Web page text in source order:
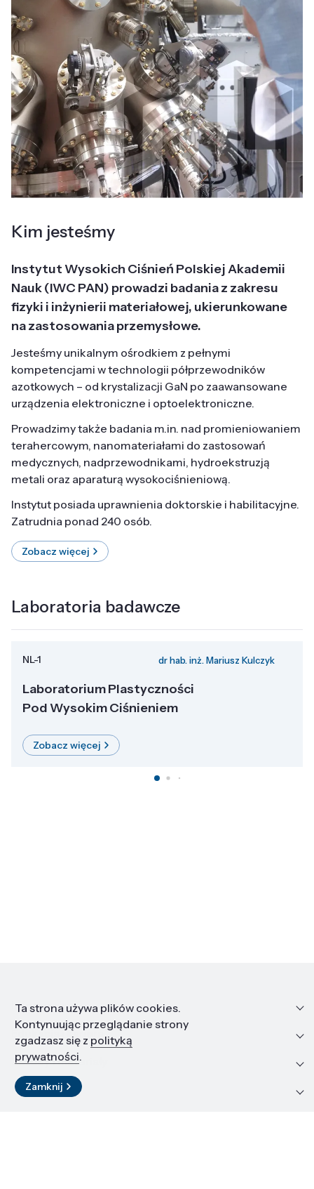
Kim jesteśmy
Instytut Wysokich Ciśnień Polskiej Akademii
Nauk (IWC PAN) prowadzi badania z zakresu
fizyki i inżynierii materiałowej, ukierunkowane
na zastosowania przemysłowe.
Jesteśmy unikalnym ośrodkiem z pełnymi
kompetencjami w technologii półprzewodników
azotkowych – od krystalizacji GaN po zaawansowane
urządzenia elektroniczne i optoelektroniczne.
Prowadzimy także badania m.in. nad promieniowaniem
terahercowym, nanomateriałami do zastosowań
medycznych, nadprzewodnikami, hydroekstruzją
metali oraz aparaturą wysokociśnieniową.
Instytut posiada uprawnienia doktorskie i habilitacyjne.
Zatrudnia ponad 240 osób.
Zobacz więcej
Laboratoria badawcze
NL-1 dr hab. inż. Mariusz Kulczyk
Laboratorium Plastyczności
Pod Wysokim Ciśnieniem
Zobacz więcej
Informacje
Edukacja i kariera
Zasoby i materiały
Kontakt
Ta strona używa plików cookies.
Kontynuując przeglądanie strony
zgadzasz się z polityką
prywatności.
Zamknij